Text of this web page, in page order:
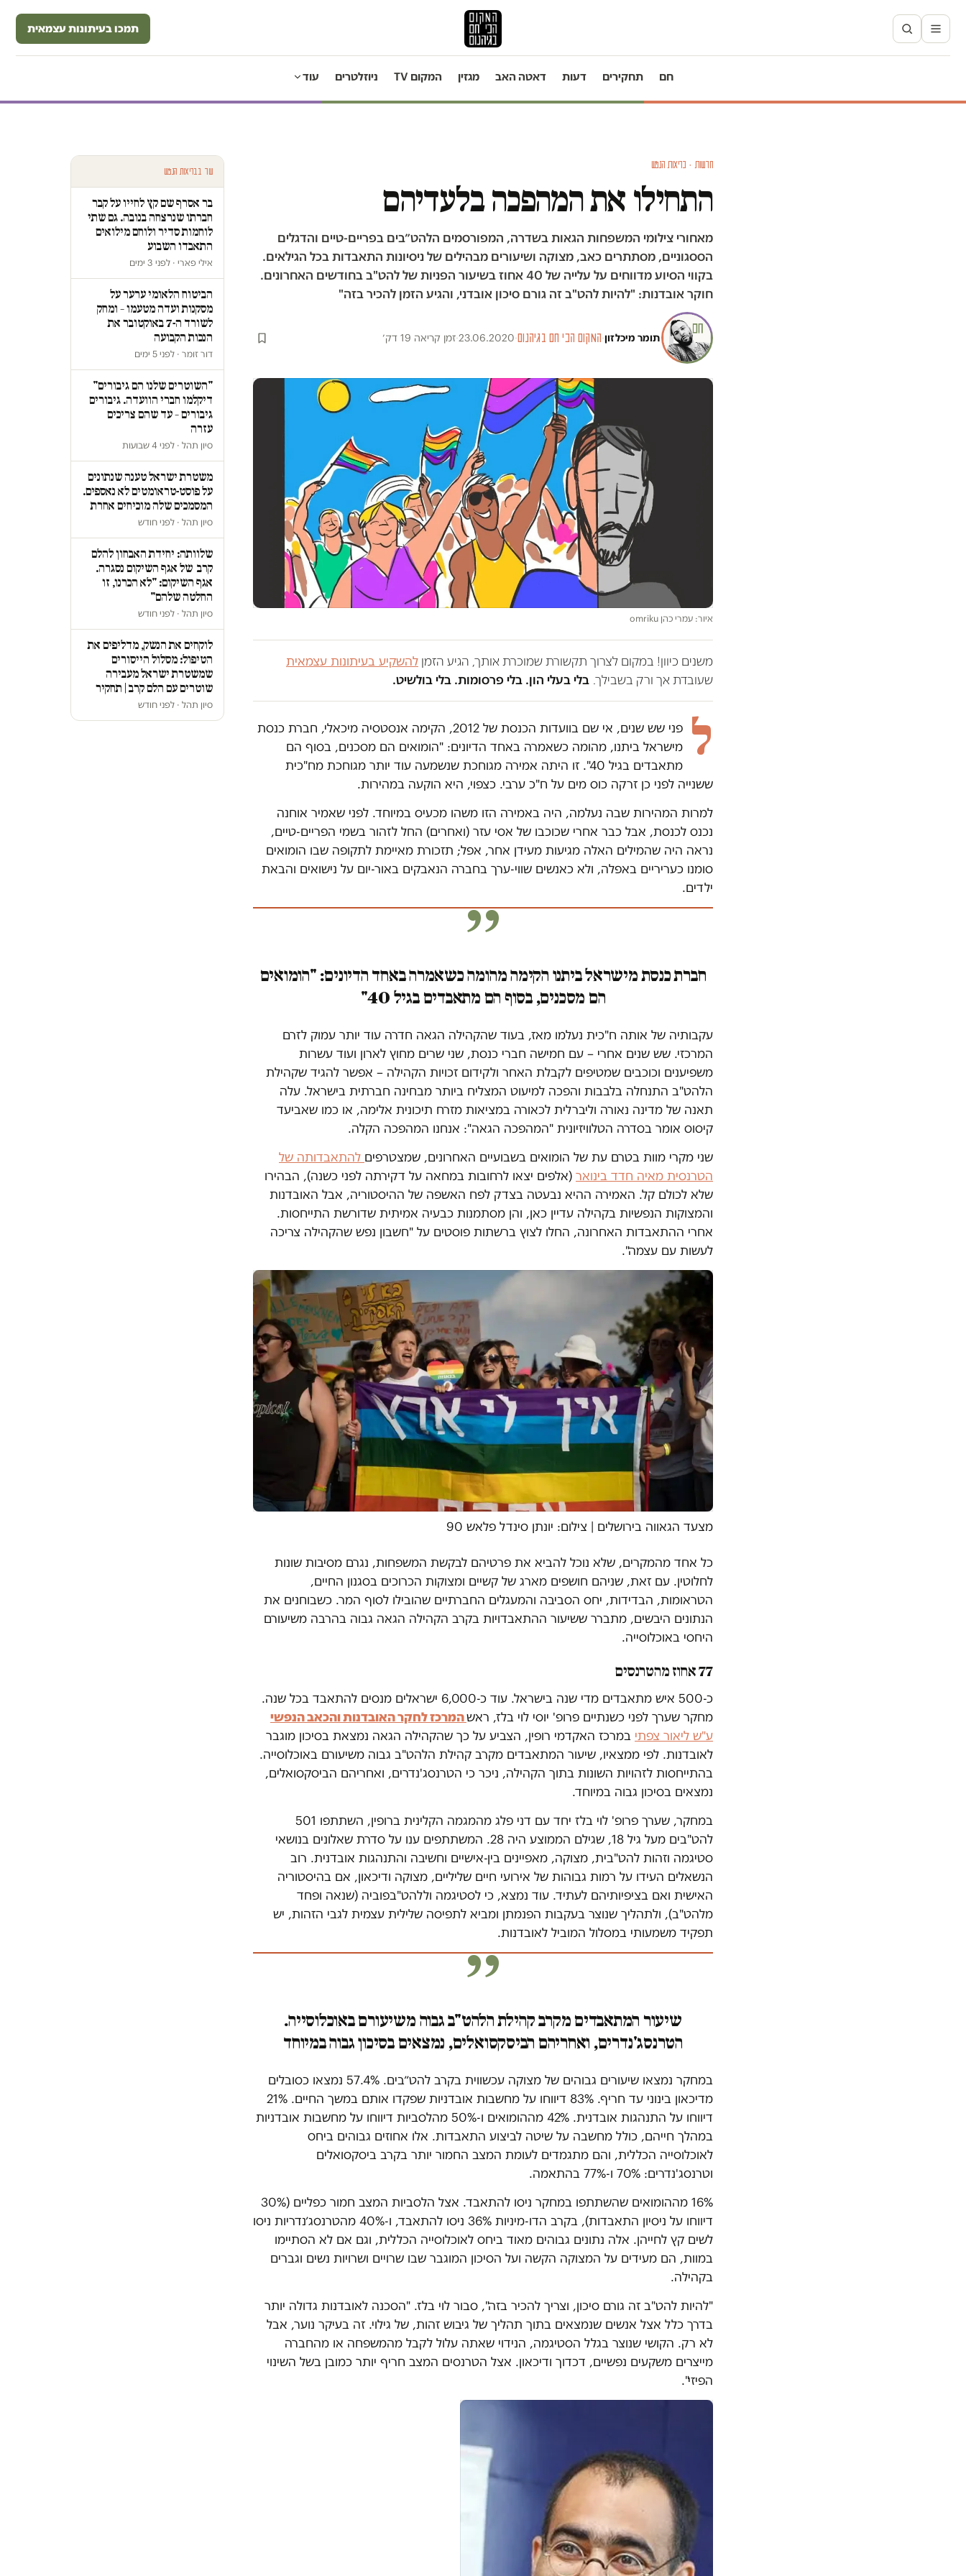
תמכו בעיתונות עצמאית
חם תחקירים דעות דאטה האב מגזין המקום TV ניוזלטרים עוד
חדשות · בריאות הנפש
התחילו את המהפכה בלעדיהם
מאחורי צילומי המשפחות הגאות בשדרה, המפורסמים הלהט״בים בפריים-טיים והדגלים
הססגוניים, מסתתרים כאב, מצוקה ושיעורים מבהילים של ניסיונות התאבדות בכל הגילאים.
בקווי הסיוע מדווחים על עלייה של 40 אחוז בשיעור הפניות של להט"ב בחודשים האחרונים.
חוקר אובדנות: "להיות להט"ב זה גורם סיכון אובדני, והגיע הזמן להכיר בזה"
תומר מיכלזון·המקום הכי חם בגיהנום·
23.06.2020
·זמן קריאה 19 דק׳
איור: עמרי כהן omriku
משנים כיוון! במקום לצרוך תקשורת שמוכרת אותך, הגיע הזמן להשקיע בעיתונות עצמאית
שעובדת אך ורק בשבילך. בלי בעלי הון. בלי פרסומות. בלי בולשיט.
ל
פני שש שנים, אי שם בוועדות הכנסת של 2012, הקימה אנסטסיה מיכאלי, חברת כנסת
מישראל ביתנו, מהומה כשאמרה באחד הדיונים: "הומואים הם מסכנים, בסוף הם
מתאבדים בגיל 40". זו היתה אמירה מגוחכת שנשמעה עוד יותר מגוחכת מח"כית
ששנייה לפני כן זרקה כוס מים על ח"כ ערבי. כצפוי, היא הוקעה במהירות.
למרות המהירות שבה נעלמה, היה באמירה הזו משהו מכעיס במיוחד. לפני שאמיר אוחנה
נכנס לכנסת, אבל כבר אחרי שכוכבו של אסי עזר (ואחרים) החל לזהור בשמי הפריים-טיים,
נראה היה שהמילים האלה מגיעות מעידן אחר, אפל; תזכורת מאיימת לתקופה שבו הומואים
סומנו כעריריים באפלה, ולא כאנשים שווי-ערך בחברה הנאבקים באור-יום על נישואים והבאת
ילדים.
חברת כנסת מישראל ביתנו הקימה מהומה כשאמרה באחד הדיונים: "הומואים
הם מסכנים, בסוף הם מתאבדים בגיל 40"
עקבותיה של אותה ח"כית נעלמו מאז, בעוד שהקהילה הגאה חדרה עוד יותר עמוק לזרם
המרכזי. שש שנים אחרי – עם חמישה חברי כנסת, שני שרים מחוץ לארון ועוד עשרות
משפיענים וכוכבים שמטיפים לקבלת האחר ולקידום זכויות הקהילה – אפשר להגיד שקהילת
הלהט"ב התנחלה בלבבות והפכה למיעוט המצליח ביותר מבחינה חברתית בישראל. עלה
תאנה של מדינה נאורה וליברלית לכאורה במציאות מזרח תיכונית אלימה, או כמו שאביעד
קיסוס אומר בסדרה הטלוויזיונית "המהפכה הגאה": אנחנו המהפכה הקלה.
שני מקרי מוות בטרם עת של הומואים בשבועיים האחרונים, שמצטרפים להתאבדותה של
הטרנסית מאיה חדד בינואר (אלפים יצאו לרחובות במחאה על דקירתה לפני כשנה), הבהירו
שלא לכולם קל. האמירה ההיא נבעטה בצדק לפח האשפה של ההיסטוריה, אבל האובדנות
והמצוקות הנפשיות בקהילה עדיין כאן, והן מסתמנות כבעיה אמיתית שדורשת התייחסות.
אחרי ההתאבדות האחרונה, החלו לצוץ ברשתות פוסטים על "חשבון נפש שהקהילה צריכה
לעשות עם עצמה".
מצעד הגאווה בירושלים | צילום: יונתן סינדל פלאש 90
כל אחד מהמקרים, שלא נוכל להביא את פרטיהם לבקשת המשפחות, נגרם מסיבות שונות
לחלוטין. עם זאת, שניהם חושפים מארג של קשיים ומצוקות הכרוכים בסגנון החיים,
הטראומות, הבדידות, יחס הסביבה והמעגלים החברתיים שהובילו לסוף המר. כשבוחנים את
הנתונים היבשים, מתברר ששיעור ההתאבדויות בקרב הקהילה הגאה גבוה בהרבה משיעורם
היחסי באוכלוסייה.
77 אחוז מהטרנסים
כ-500 איש מתאבדים מדי שנה בישראל. עוד כ-6,000 ישראלים מנסים להתאבד בכל שנה.
מחקר שערך לפני כשנתיים פרופ' יוסי לוי בלז, ראשהמרכז לחקר האובדנות והכאב הנפשי
ע"ש ליאור צפתי במרכז האקדמי רופין, הצביע על כך שהקהילה הגאה נמצאת בסיכון מוגבר
לאובדנות. לפי ממצאיו, שיעור המתאבדים מקרב קהילת הלהט"ב גבוה משיעורם באוכלוסייה.
בהתייחסות לזהויות השונות בתוך הקהילה, ניכר כי הטרנסג'נדרים, ואחריהם הביסקסואלים,
נמצאים בסיכון גבוה במיוחד.
במחקר, שערך פרופ' לוי בלז יחד עם דני פלג מהמגמה הקלינית ברופין, השתתפו 501
להט"בים מעל גיל 18, שגילם הממוצע היה 28. המשתתפים ענו על סדרת שאלונים בנושאי
סטיגמה וזהות להט"בית, מצוקה, מאפיינים בין-אישיים וחשיבה והתנהגות אובדנית. רוב
הנשאלים העידו על רמות גבוהות של אירועי חיים שליליים, מצוקה ודיכאון, אם בהיסטוריה
האישית ואם בציפיותיהם לעתיד. עוד נמצא, כי לסטיגמה וללהט"בפוביה (שנאה ופחד
מלהט"ב), ולתהליך שנוצר בעקבות הפנמתן ומביא לתפיסה שלילית עצמית לגבי הזהות, יש
תפקיד משמעותי במסלול המוביל לאובדנות.
שיעור המתאבדים מקרב קהילת הלהט"ב גבוה משיעורם באוכלוסייה.
הטרנסג'נדרים, ואחריהם הביסקסואלים, נמצאים בסיכון גבוה במיוחד
במחקר נמצאו שיעורים גבוהים של מצוקה עכשווית בקרב להט״בים. 57.4% נמצאו כסובלים
מדיכאון בינוני עד חריף. 83% דיווחו על מחשבות אובדניות שפקדו אותם במשך החיים. 21%
דיווחו על התנהגות אובדנית. 42% מההומואים ו-50% מהלסביות דיווחו על מחשבות אובדניות
במהלך חייהם, כולל מחשבה על שיטה לביצוע התאבדות. אלו אחוזים גבוהים ביחס
לאוכלוסייה הכללית, והם מתגמדים לעומת המצב החמור יותר בקרב ביסקסואלים
וטרנסג'נדרים: 70% ו-77% בהתאמה.
16% מההומואים שהשתתפו במחקר ניסו להתאבד. אצל הלסביות המצב חמור כפליים (30%
דיווחו על ניסיון התאבדות), בקרב הדו-מיניות 36% ניסו להתאבד, ו-40% מהטרנסג׳נדריות ניסו
לשים קץ לחייהן. אלה נתונים גבוהים מאוד ביחס לאוכלוסייה הכללית, וגם אם לא הסתיימו
במוות, הם מעידים על המצוקה הקשה ועל הסיכון המוגבר שבו שרויים ושרויות נשים וגברים
בקהילה.
"להיות להט"ב זה גורם סיכון, וצריך להכיר בזה", סבור לוי בלז. "הסכנה לאובדנות גדולה יותר
בדרך כלל אצל אנשים שנמצאים בתוך תהליך של גיבוש זהות, של גילוי. זה בעיקר נוער, אבל
לא רק. הקושי שנוצר בגלל הסטיגמה, הנידוי שאתה עלול לקבל מהמשפחה או מהחברה
מייצרים משקעים נפשיים, דכדוך ודיכאון. אצל הטרנסים המצב חריף יותר כמובן בשל השינוי
הפיזי".
עוד בבריאות הנפש
בר אסרף שם קץ לחייו על קבר
חברתו שנרצחה בנובה. גם שתי
לוחמות סדיר ולוחם מילואים
התאבדו השבוע
אילי פארי · לפני 3 ימים
הביטוח הלאומי ערער על
מסקנות ועדה מטעמו – ומחק
לשורד ה-7 באוקטובר את
הנכות הקבועה
דור זומר · לפני 5 ימים
"השוטרים שלנו הם גיבורים"
דיקלמו חברי הוועדה. גיבורים
גיבורים – עד שהם צריכים
עזרה
סיון תהל · לפני 4 שבועות
משטרת ישראל טענה שנתונים
על פוסט-טראומטים לא נאספים.
המסמכים שלה מוכיחים אחרת
סיון תהל · לפני חודש
שלוותה: יחידת האבחון להלם
קרב של אגף השיקום נסגרה.
אגף השיקום: "לא הכרנו, זו
החלטה שלהם"
סיון תהל · לפני חודש
לוקחים את הנשק, מדליפים את
הטיפול: מסלול הייסורים
שמשטרת ישראל מעבירה
שוטרים עם הלם קרב | תחקיר
סיון תהל · לפני חודש